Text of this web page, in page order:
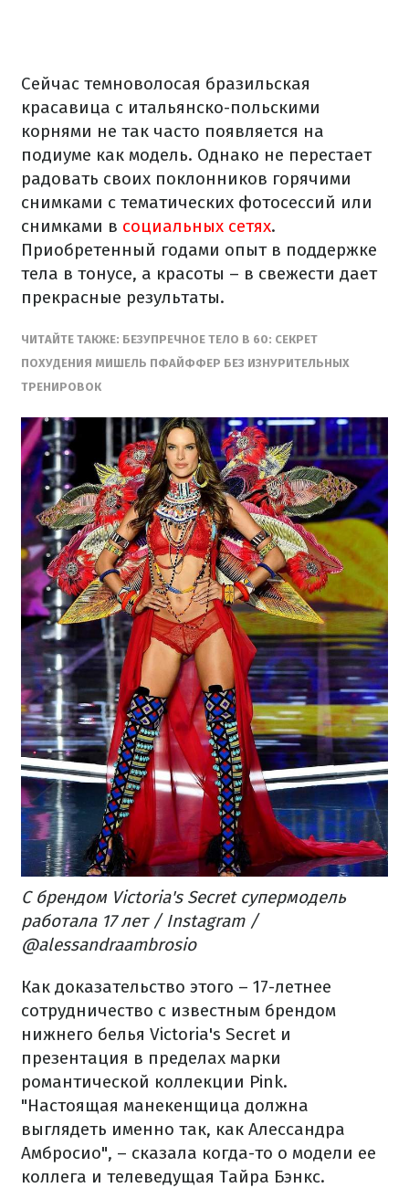
Сейчас темноволосая бразильская
красавица с итальянско-польскими
корнями не так часто появляется на
подиуме как модель. Однако не перестает
радовать своих поклонников горячими
снимками с тематических фотосессий или
снимками в социальных сетях.
Приобретенный годами опыт в поддержке
тела в тонусе, а красоты – в свежести дает
прекрасные результаты.
ЧИТАЙТЕ ТАКЖЕ: БЕЗУПРЕЧНОЕ ТЕЛО В 60: СЕКРЕТ
ПОХУДЕНИЯ МИШЕЛЬ ПФАЙФФЕР БЕЗ ИЗНУРИТЕЛЬНЫХ
ТРЕНИРОВОК
С брендом Victoria's Secret супермодель
работала 17 лет / Instagram /
@alessandraambrosio
Как доказательство этого – 17-летнее
сотрудничество с известным брендом
нижнего белья Victoria's Secret и
презентация в пределах марки
романтической коллекции Pink.
"Настоящая манекенщица должна
выглядеть именно так, как Алессандра
Амбросио", – сказала когда-то о модели ее
коллега и телеведущая Тайра Бэнкс.